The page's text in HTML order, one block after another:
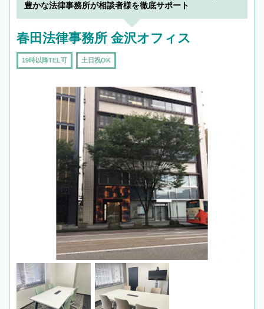
豊かな法律事務所が相談者様を徹底サポート
春田法律事務所 金沢オフィス
19時以降TEL可 土日祝OK